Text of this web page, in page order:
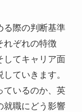
る際の判断基準
れぞれの特徴
してキャリア面
ていきます。
ているのか、英
就職にどう影響